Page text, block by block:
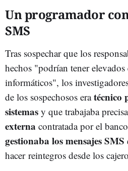
Un programador
SMS
Tras sospechar que los
hechos "podrían tener
informáticos", los
de los sospechosos eratécnico
sistemas y que trabajaba
externa contratada por el
gestionaba los mensajes SMS
hacer reintegros desde los